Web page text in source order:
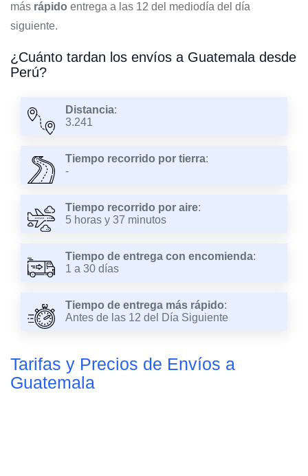
más rápido entrega a las 12 del mediodía del día
siguiente.
¿Cuánto tardan los envíos a Guatemala desde
Perú?
Distancia:
3.241
Tiempo recorrido por tierra:
-
Tiempo recorrido por aire:
5 horas y 37 minutos
Tiempo de entrega con encomienda:
1 a 30 días
Tiempo de entrega más rápido:
Antes de las 12 del Día Siguiente
Tarifas y Precios de Envíos a
Guatemala